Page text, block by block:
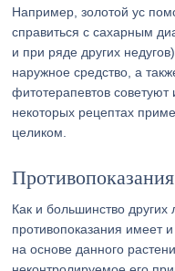
Например, золотой ус
справиться с сахарным
и при ряде других
наружное средство, а
фитотерапевтов советуют
некоторых рецептах
целиком.
Противопоказания
Как и большинство
противопоказания имеет
на основе данного